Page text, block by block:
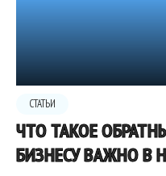
СТАТЬИ
ЧТО ТАКОЕ
БИЗНЕСУ ВАЖНО В